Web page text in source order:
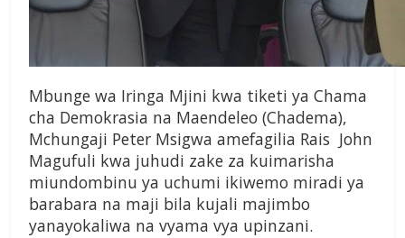
Mbunge wa Iringa Mjini kwa tiketi ya Chama
cha Demokrasia na Maendeleo (Chadema),
Mchungaji Peter Msigwa amefagilia Rais John
Magufuli kwa juhudi zake za kuimarisha
miundombinu ya uchumi ikiwemo miradi ya
barabara na maji bila kujali majimbo
yanayokaliwa na vyama vya upinzani.